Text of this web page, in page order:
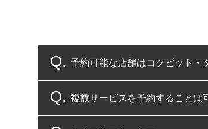
予約可能な店舗はコクピット・
コクピット・タイヤ館のみとな
複数サービスを予約することは